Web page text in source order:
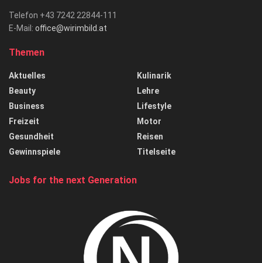
Telefon +43 7242 22844-111
E-Mail: office@wirimbild.at
Themen
Aktuelles
Beauty
Business
Freizeit
Gesundheit
Gewinnspiele
Kulinarik
Lehre
Lifestyle
Motor
Reisen
Titelseite
Jobs for the next Generation